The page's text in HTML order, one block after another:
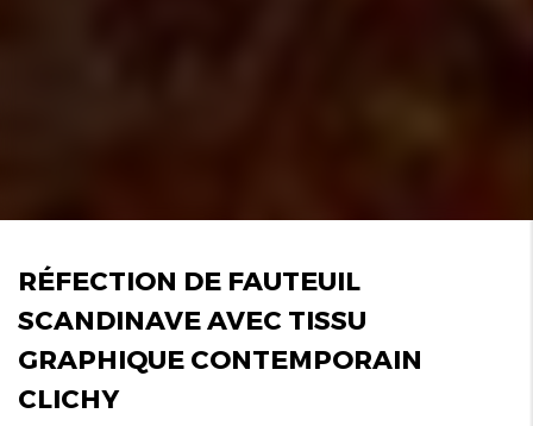
RÉFECTION DE FAUTEUIL
SCANDINAVE AVEC TISSU
GRAPHIQUE CONTEMPORAIN
CLICHY